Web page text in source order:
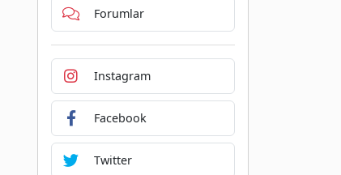
Forumlar
Instagram
Facebook
Twitter